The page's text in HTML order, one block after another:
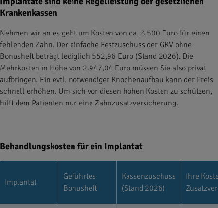
Krankenkassen
Nehmen wir an es geht um Kosten von ca. 3.500 Euro für einen
fehlenden Zahn. Der einfache Festzuschuss der GKV ohne
Bonusheft beträgt lediglich 552,96 Euro (Stand 2026). Die
Mehrkosten in Höhe von 2.947,04 Euro müssen Sie also privat
aufbringen. Ein evtl. notwendiger Knochenaufbau kann der Preis
schnell erhöhen. Um sich vor diesen hohen Kosten zu schützen,
hilft dem Patienten nur eine Zahnzusatzversicherung.
Behandlungskosten für ein Implantat
Implantat
Geführtes
Bonusheft
Kassenzuschuss
(Stand 2026)
Ihre